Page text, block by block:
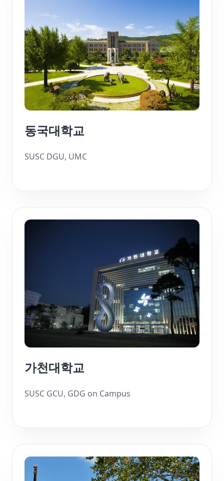
동국대학교
SUSC DGU, UMC
가천대학교
SUSC GCU, GDG on Campus